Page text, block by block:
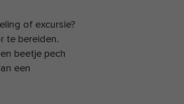
of excursie?
te bereiden.
beetje pech
een